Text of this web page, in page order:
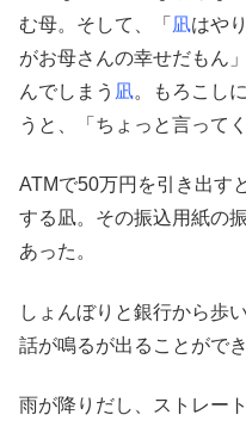
む母。そして、「 凪はや
がお母さんの幸せだもん
んでしまう 凪。もろこし
うと、「ちょっと言って
ATMで50万円を引き出す
する凪。その振込用紙の
あった。
しょんぼりと銀行から歩
話が鳴るが出ることができ
雨が降りだし、ストレー